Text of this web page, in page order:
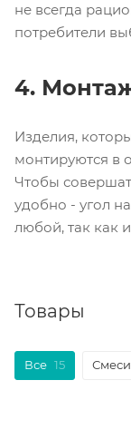
не всегда
потребители
4.
Изделия,
монтируются в
Чтобы
удобно - угол
любой, так как
Товары
Все 15